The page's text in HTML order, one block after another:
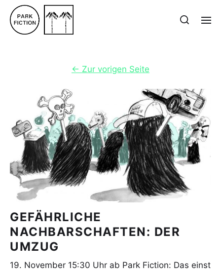
← Zur vorigen Seite
GEFÄHRLICHE
NACHBARSCHAFTEN: DER
UMZUG
19. November 15:30 Uhr ab Park Fiction: Das einst